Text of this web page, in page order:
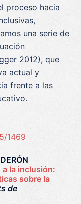
proceso hacia
una serie de
2012), que
actual y
frente a las
1469
la inclusión:
sobre la
de